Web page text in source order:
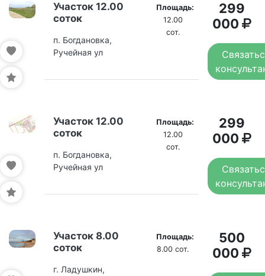
Участок 12.00
соток
п. Богдановка,
Ручейная ул
Площадь:
12.00
сот.
299
000
Участок 12.00
соток
п. Богдановка,
Ручейная ул
Площадь:
12.00
сот.
299
000
Участок 8.00
соток
г. Ладушкин,
Площадь:
8.00 сот.
500
000